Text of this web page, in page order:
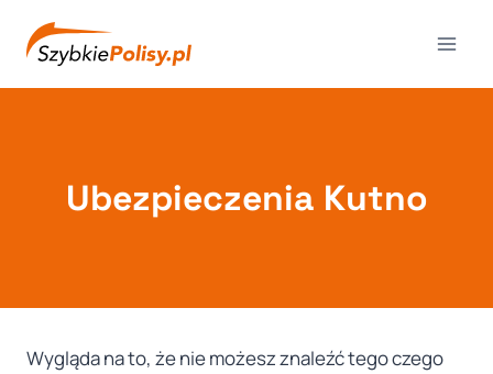
Ubezpieczenia Kutno
Wygląda na to, że nie możesz znaleźć tego czego